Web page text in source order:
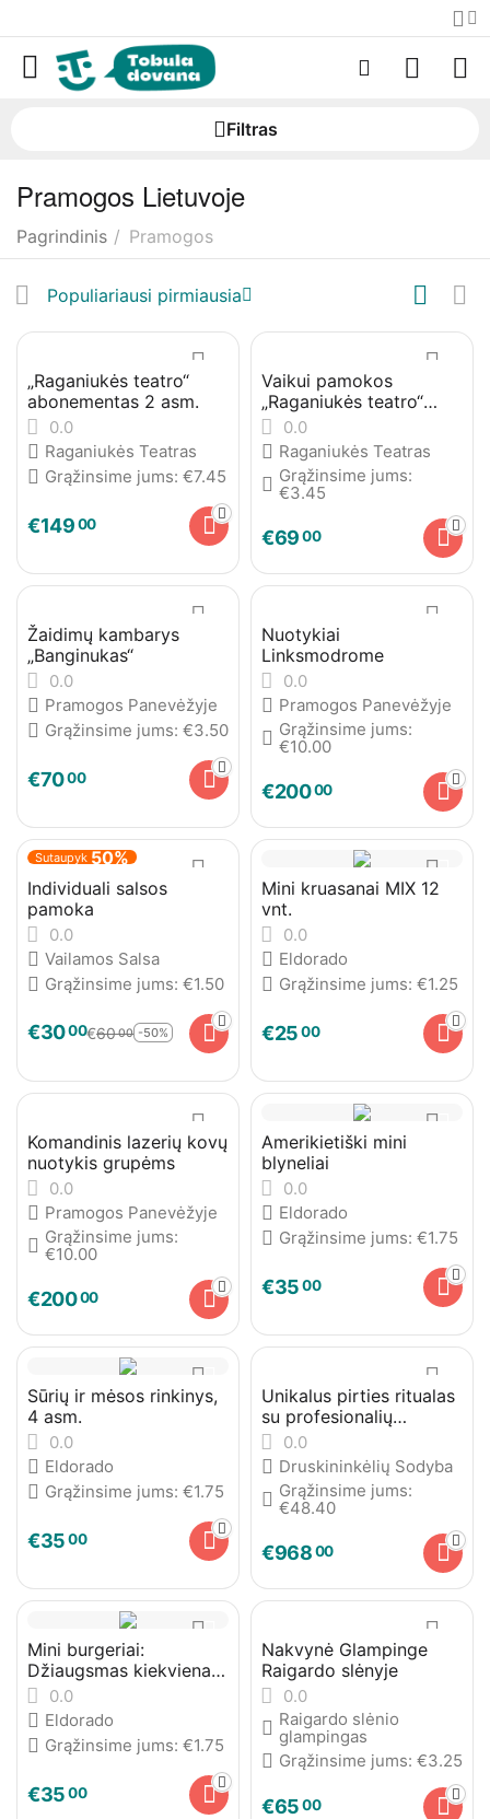
Filtras
Pramogos Lietuvoje
Pagrindinis / Pramogos
Populiariausi pirmiausia
„Raganiukės teatro“
abonementas 2 asm.
0.0
Raganiukės Teatras
Grąžinsime jums: €7.45
€14900
Vaikui pamokos
„Raganiukės teatro“
mokykloje
0.0
Raganiukės Teatras
Grąžinsime jums:
€3.45
€6900
Žaidimų kambarys
„Banginukas“
0.0
Pramogos Panevėžyje
Grąžinsime jums: €3.50
€7000
Nuotykiai
Linksmodrome
0.0
Pramogos Panevėžyje
Grąžinsime jums:
€10.00
€20000
Sutaupyk 50%
Individuali salsos
pamoka
0.0
Vailamos Salsa
Grąžinsime jums: €1.50
€3000€6000 -50%
Mini kruasanai MIX 12
vnt.
0.0
Eldorado
Grąžinsime jums: €1.25
€2500
Komandinis lazerių kovų
nuotykis grupėms
0.0
Pramogos Panevėžyje
Grąžinsime jums:
€10.00
€20000
Amerikietiški mini
blyneliai
0.0
Eldorado
Grąžinsime jums: €1.75
€3500
Sūrių ir mėsos rinkinys,
4 asm.
0.0
Eldorado
Grąžinsime jums: €1.75
€3500
Unikalus pirties ritualas
su profesionalių
pirtininkų programa
0.0
Druskininkėlių Sodyba
Grąžinsime jums:
€48.40
€96800
Mini burgeriai:
Džiaugsmas kiekvienam
kąsneliui
0.0
Eldorado
Grąžinsime jums: €1.75
€3500
Nakvynė Glampinge
Raigardo slėnyje
0.0
Raigardo slėnio
glampingas
Grąžinsime jums: €3.25
€6500